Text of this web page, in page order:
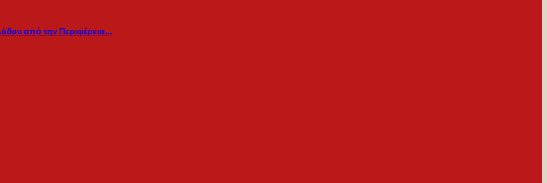
από την Περιφέρεια…